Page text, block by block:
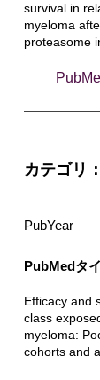
survival in
myeloma
proteasome
カテゴリ：
PubYear
PubMedタ
Efficacy and
class
myeloma:
cohorts and